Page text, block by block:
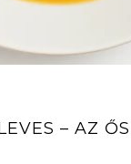
– AZ